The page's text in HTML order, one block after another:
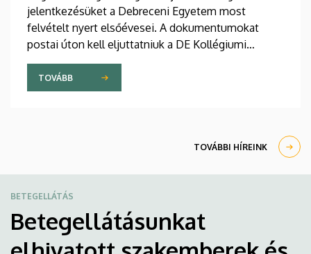
jelentkezésüket a Debreceni Egyetem most
felvételt nyert elsőévesei. A dokumentumokat
postai úton kell eljuttatniuk a DE Kollégiumi
Felvételi és Szociális Iroda címére. A kollégiumi
férőhelyekről a gólyák a Kollégiumi Felvételi és
Szociális Bizottság döntését követően, augusztus
TOVÁBB
TOVÁBBI HÍREINK
BETEGELLÁTÁS
Betegellátásunkat